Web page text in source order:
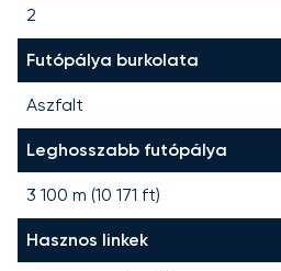
2
Futópálya burkolata
Aszfalt
Leghosszabb futópálya
3 100 m (10 171 ft)
Hasznos linkek